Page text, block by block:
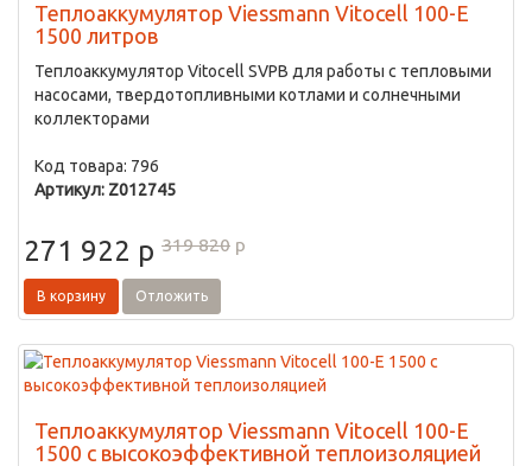
Теплоаккумулятор Viessmann Vitocell 100-E
1500 литров
Теплоаккумулятор Vitocell SVPB для работы с тепловыми
насосами, твердотопливными котлами и солнечными
коллекторами
Код товара: 796
Артикул: Z012745
271 922 p 319 820 p
В корзину Отложить
Теплоаккумулятор Viessmann Vitocell 100-E
1500 с высокоэффективной теплоизоляцией